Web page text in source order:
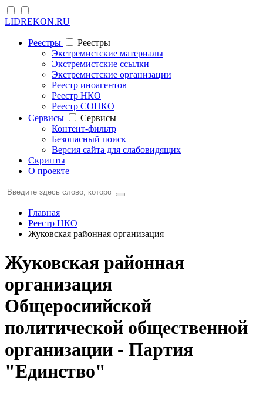
LIDREKON.RU
Реестры
Реестры
Экстремистские материалы
Экстремистские ссылки
Экстремистские организации
Реестр иноагентов
Реестр НКО
Реестр СОНКО
Cервисы
Cервисы
Контент-фильтр
Безопасный поиск
Версия сайта для слабовидящих
Скрипты
О проекте
Главная
Реестр НКО
Жуковская районная организация
Жуковская районная
организация
Общеросиийской
политической общественной
организации - Партия
"Единство"